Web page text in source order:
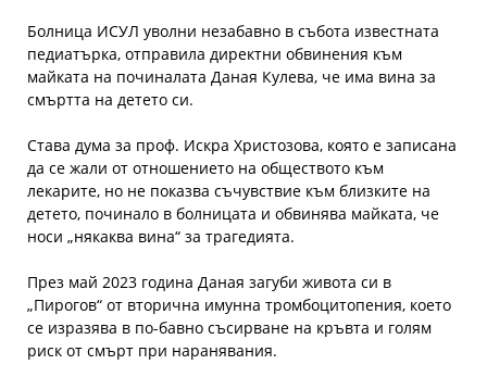
Болница ИСУЛ уволни незабавно в събота известната
педиатърка, отправила директни обвинения към
майката на починалата Даная Кулева, че има вина за
смъртта на детето си.
Става дума за проф. Искра Христозова, която е записана
да се жали от отношението на обществото към
лекарите, но не показва съчувствие към близките на
детето, починало в болницата и обвинява майката, че
носи „някаква вина“ за трагедията.
През май 2023 година Даная загуби живота си в
„Пирогов“ от вторична имунна тромбоцитопения, което
се изразява в по-бавно съсирване на кръвта и голям
риск от смърт при наранявания.